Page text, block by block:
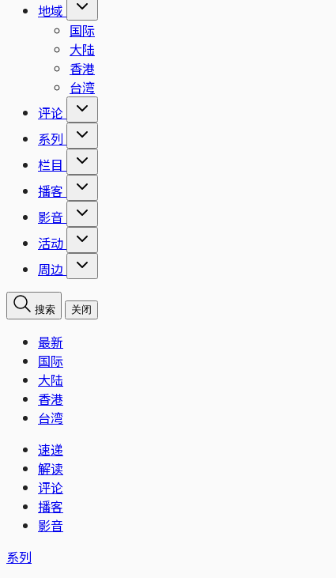
地域
国际
大陆
香港
台湾
评论
系列
栏目
播客
影音
活动
周边
搜索 关闭
最新
国际
大陆
香港
台湾
速递
解读
评论
播客
影音
系列